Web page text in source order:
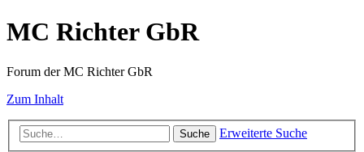
MC Richter GbR
Forum der MC Richter GbR
Zum Inhalt
Suche Erweiterte Suche